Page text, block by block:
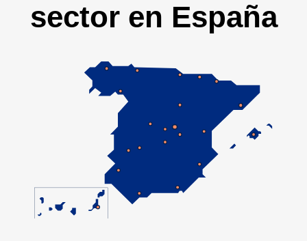
sector en España